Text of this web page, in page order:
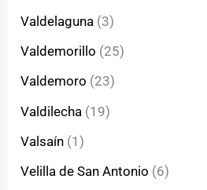
Valdelaguna (3)
Valdemorillo (25)
Valdemoro (23)
Valdilecha (19)
Valsaín (1)
Velilla de San Antonio (6)